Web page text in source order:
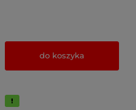
do koszyka